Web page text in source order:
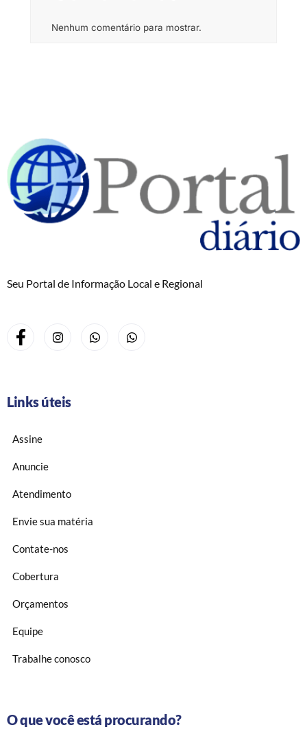
Nenhum comentário para mostrar.
Seu Portal de Informação Local e Regional
Links úteis
Assine
Anuncie
Atendimento
Envie sua matéria
Contate-nos
Cobertura
Orçamentos
Equipe
Trabalhe conosco
O que você está procurando?